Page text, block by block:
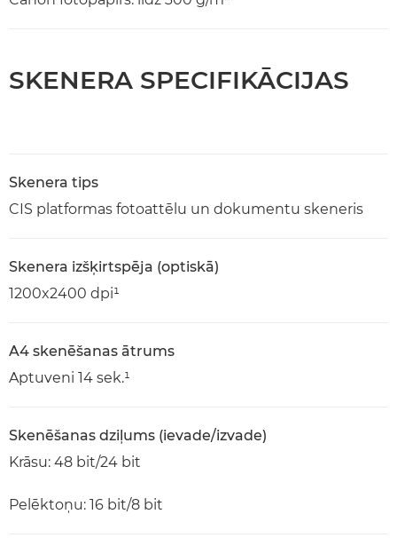
SKENERA SPECIFIKĀCIJAS
Skenera tips
CIS platformas fotoattēlu un dokumentu skeneris
Skenera izšķirtspēja (optiskā)
1200x2400 dpi¹
A4 skenēšanas ātrums
Aptuveni 14 sek.¹
Skenēšanas dziļums (ievade/izvade)
Krāsu: 48 bit/24 bit
Pelēktoņu: 16 bit/8 bit